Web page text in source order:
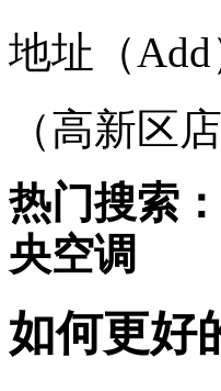
地址（
（高新区
热门搜索
央空调
如何更好